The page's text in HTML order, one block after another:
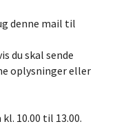
denne mail til
du skal sende
oplysninger eller
10.00 til 13.00.